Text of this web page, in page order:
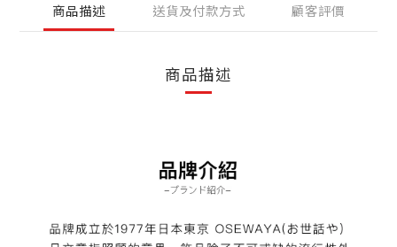
商品描述 送貨及付款方式 顧客評價
商品描述